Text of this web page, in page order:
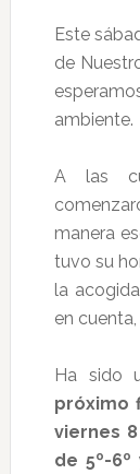
Este
de
ambiente.
A las
manera
tuvo su
la
en
Ha sido
próximo
viernes
de 5º-